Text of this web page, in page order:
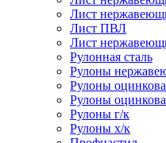
Лист
Лист ПВЛ
Лист
Рулонная сталь
Рулоны
Рулоны
Рулоны
Рулоны г/к
Рулоны х/к